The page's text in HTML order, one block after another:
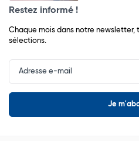
Restez informé !
Chaque mois dans notre
sélections.
Input
Newsletter